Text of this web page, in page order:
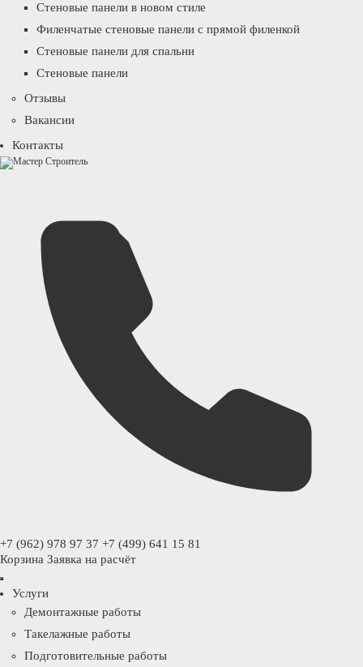
Стеновые панели в новом стиле
Филенчатые стеновые панели с прямой филенкой
Стеновые панели для спальни
Стеновые панели
Отзывы
Вакансии
Контакты
+7 (962) 978 97 37 +7 (499) 641 15 81
Корзина Заявка на расчёт
Услуги
Демонтажные работы
Такелажные работы
Подготовительные работы